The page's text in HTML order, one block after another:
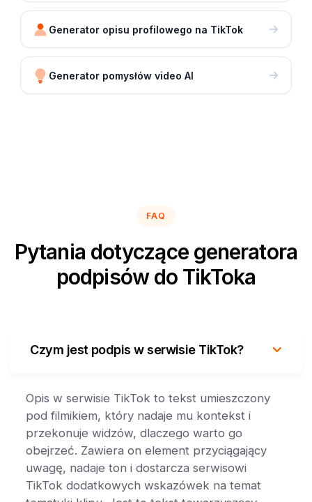
Generator opisu profilowego na TikTok
Generator pomysłów video AI
FAQ
Pytania dotyczące generatora
podpisów do TikToka
Czym jest podpis w serwisie TikTok?
Opis w serwisie TikTok to tekst umieszczony
pod filmikiem, który nadaje mu kontekst i
przekonuje widzów, dlaczego warto go
obejrzeć. Zawiera on element przyciągający
uwagę, nadaje ton i dostarcza serwisowi
TikTok dodatkowych wskazówek na temat